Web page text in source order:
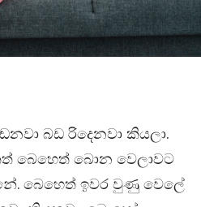
බඩ රිදෙනවා කියලා.
බෙහෙත් බොන වෙලාවට
බෙහෙත් ඉවර වුණු වෙලේ